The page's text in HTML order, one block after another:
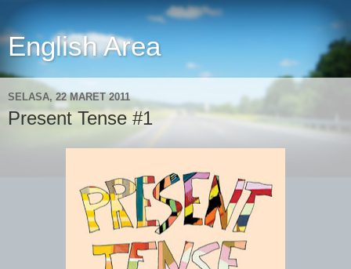
English Area
SELASA, 22 MARET 2011
Present Tense #1